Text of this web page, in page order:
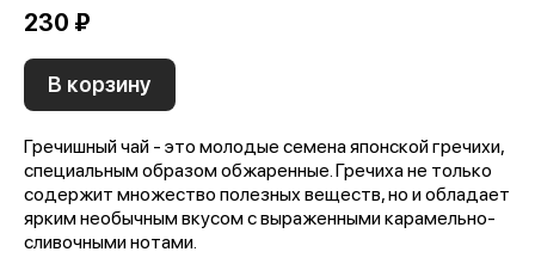
230 ₽
В корзину
Гречишный чай - это молодые семена японской гречихи,
специальным образом обжаренные. Гречиха не только
содержит множество полезных веществ, но и обладает
ярким необычным вкусом с выраженными карамельно-
сливочными нотами.